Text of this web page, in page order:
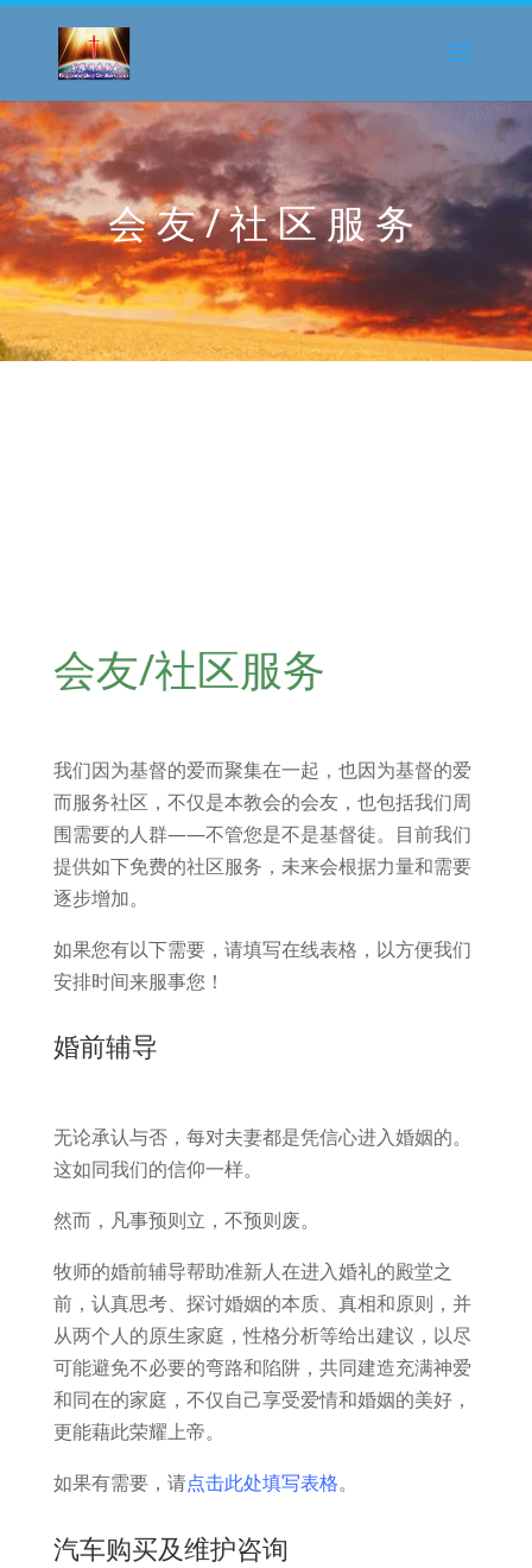
会友/社区服务
会友/社区服务
我们因为基督的爱而聚集在一起，也因为基督的爱
而服务社区，不仅是本教会的会友，也包括我们周
围需要的人群——不管您是不是基督徒。目前我们
提供如下免费的社区服务，未来会根据力量和需要
逐步增加。
如果您有以下需要，请填写在线表格，以方便我们
安排时间来服事您！
婚前辅导
无论承认与否，每对夫妻都是凭信心进入婚姻的。
这如同我们的信仰一样。
然而，凡事预则立，不预则废。
牧师的婚前辅导帮助准新人在进入婚礼的殿堂之
前，认真思考、探讨婚姻的本质、真相和原则，并
从两个人的原生家庭，性格分析等给出建议，以尽
可能避免不必要的弯路和陷阱，共同建造充满神爱
和同在的家庭，不仅自己享受爱情和婚姻的美好，
更能藉此荣耀上帝。
如果有需要，请点击此处填写表格。
汽车购买及维护咨询